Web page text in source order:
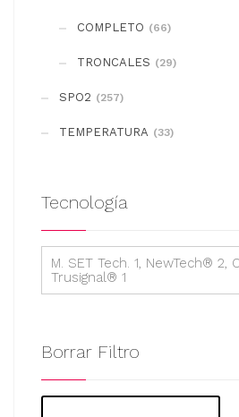
COMPLETO (66)
TRONCALES (29)
SPO2 (257)
TEMPERATURA (33)
Tecnología
M. SET Tech. 1, NewTech® 2,
Trusignal® 1
Borrar Filtro